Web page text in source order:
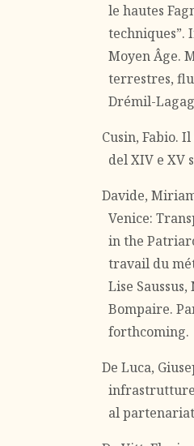
le hautes
techniques”.
Moyen Âge.
terrestres,
Drémil-
Cusin, Fabio.
del XIV e XV
Davide,
Venice:
in the
travail du
Lise
Bompaire.
forthcoming.
De Luca,
al